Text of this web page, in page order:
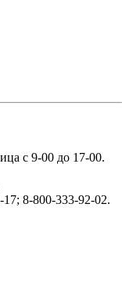
с 9-00 до 17-00.
8-800-333-92-02.